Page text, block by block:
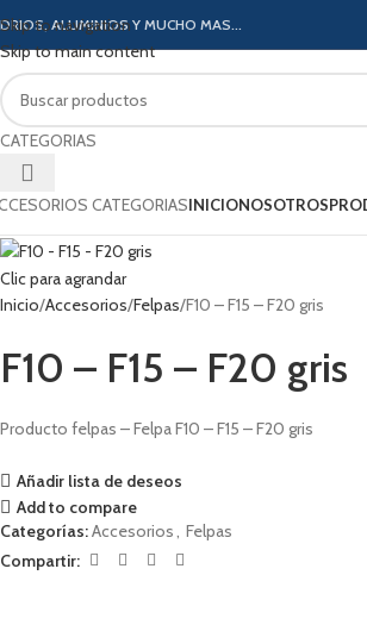
Skip to navigation
Skip to main content
ALUMINIOS Y MUCHO MAS...
CATEGORIAS
CATEGORIASINICIONOSOTROS
Clic para agrandar
Inicio Accesorios Felpas F10 – F15 – F20 gris
F10 – F15 – F20 gris
Producto felpas – Felpa F10 – F15 – F20 gris
Añadir lista de deseos
Add to compare
Categorías:Accesorios, Felpas
Compartir: